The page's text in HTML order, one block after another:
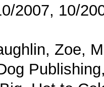
2007, 10/
Zoe,